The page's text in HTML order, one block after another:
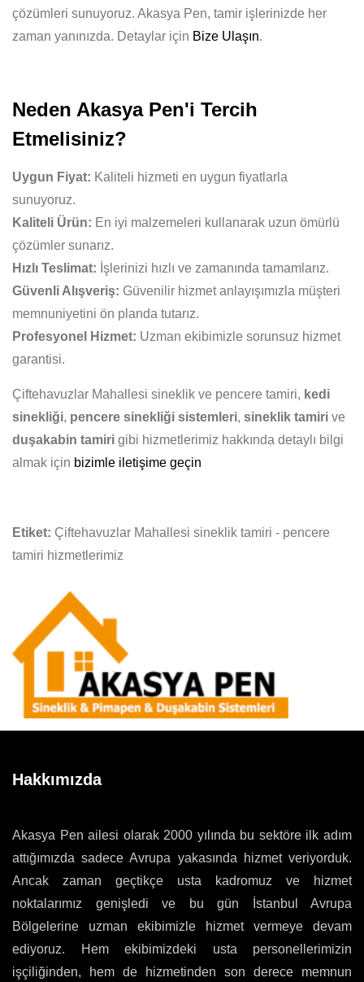
çözümleri sunuyoruz. Akasya Pen, tamir işlerinizde her
zaman yanınızda. Detaylar için Bize Ulaşın.
Neden Akasya Pen'i Tercih
Etmelisiniz?
Uygun Fiyat: Kaliteli hizmeti en uygun fiyatlarla
sunuyoruz.
Kaliteli Ürün: En iyi malzemeleri kullanarak uzun ömürlü
çözümler sunarız.
Hızlı Teslimat: İşlerinizi hızlı ve zamanında tamamlarız.
Güvenli Alışveriş: Güvenilir hizmet anlayışımızla müşteri
memnuniyetini ön planda tutarız.
Profesyonel Hizmet: Uzman ekibimizle sorunsuz hizmet
garantisi.
Çiftehavuzlar Mahallesi sineklik ve pencere tamiri, kedi
sinekliği, pencere sinekliği sistemleri, sineklik tamiri ve
duşakabin tamiri gibi hizmetlerimiz hakkında detaylı bilgi
almak için bizimle iletişime geçin
Etiket: Çiftehavuzlar Mahallesi sineklik tamiri - pencere
tamiri hizmetlerimiz
Hakkımızda
Akasya Pen ailesi olarak 2000 yılında bu sektöre ilk adım
attığımızda sadece Avrupa yakasında hizmet veriyorduk.
Ancak zaman geçtikçe usta kadromuz ve hizmet
noktalarımız genişledi ve bu gün İstanbul Avrupa
Bölgelerine uzman ekibimizle hizmet vermeye devam
ediyoruz. Hem ekibimizdeki usta personellerimizin
işçiliğinden, hem de hizmetinden son derece memnun